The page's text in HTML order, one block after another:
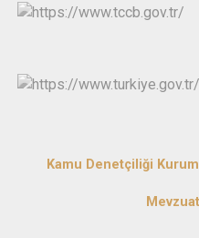
Kamu Denetçiliği